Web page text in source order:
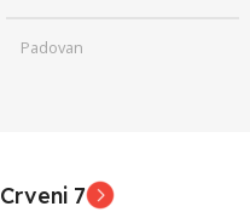
Padovan
Crveni 7